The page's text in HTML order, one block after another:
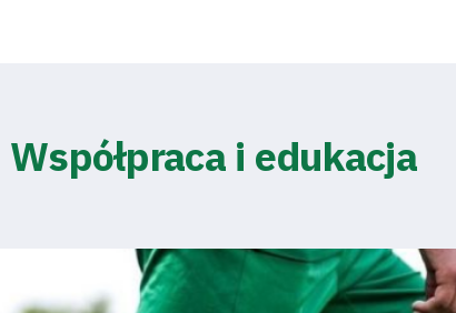
Współpraca i edukacja